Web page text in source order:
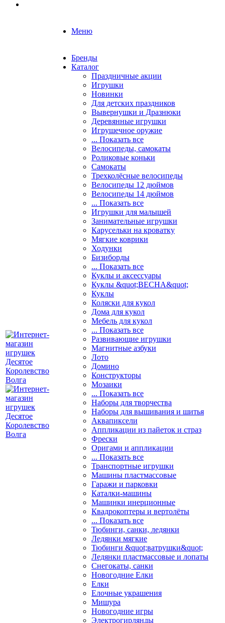
Меню
Бренды
Каталог
Праздничные акции
Игрушки
Новинки
Для детских праздников
Вывернушки и Дразнюки
Деревянные игрушки
Игрушечное оружие
... Показать все
Велосипеды, самокаты
Роликовые коньки
Самокаты
Трехколёсные велосипеды
Велосипеды 12 дюймов
Велосипеды 14 дюймов
... Показать все
Игрушки для малышей
Занимательные игрушки
Карусельки на кроватку
Мягкие коврики
Ходунки
Бизиборды
... Показать все
Куклы и аксессуары
Куклы &quot;ВЕСНА&quot;
Куклы
Коляски для кукол
Дома для кукол
Мебель для кукол
... Показать все
Развивающие игрушки
Магнитные азбуки
Лото
Домино
Конструкторы
Мозаики
... Показать все
Наборы для творчества
Наборы для вышивания и шитья
Аквапиксели
Аппликации из пайеток и страз
Фрески
Оригами и аппликации
... Показать все
Транспортные игрушки
Машины пластмассовые
Гаражи и парковки
Каталки-машины
Машинки инерционные
Квадрокоптеры и вертолёты
... Показать все
Тюбинги, санки, ледянки
Ледянки мягкие
Тюбинги &quot;ватрушки&quot;
Ледянки пластмассовые и лопаты
Снегокаты, санки
Новогодние Елки
Елки
Елочные украшения
Мишура
Новогодние игры
Электрогирлянды